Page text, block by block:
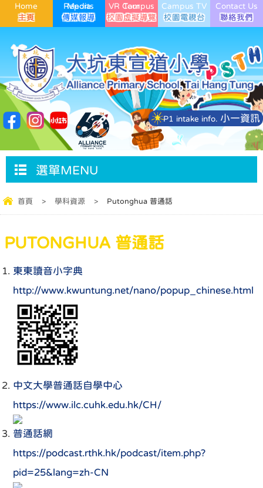
Home Media Reports VR Campus Tour Campus TV Contact Us
P1 intake info. 小一資訊
選單MENU
首頁 > 學科資源 > Putonghua 普通話
PUTONGHUA 普通話
東東讀音小字典
http://www.kwuntung.net/nano/popup_chinese.html
中文大學普通話自學中心
https://www.ilc.cuhk.edu.hk/CH/
普通話網
https://podcast.rthk.hk/podcast/item.php?
pid=25&lang=zh-CN